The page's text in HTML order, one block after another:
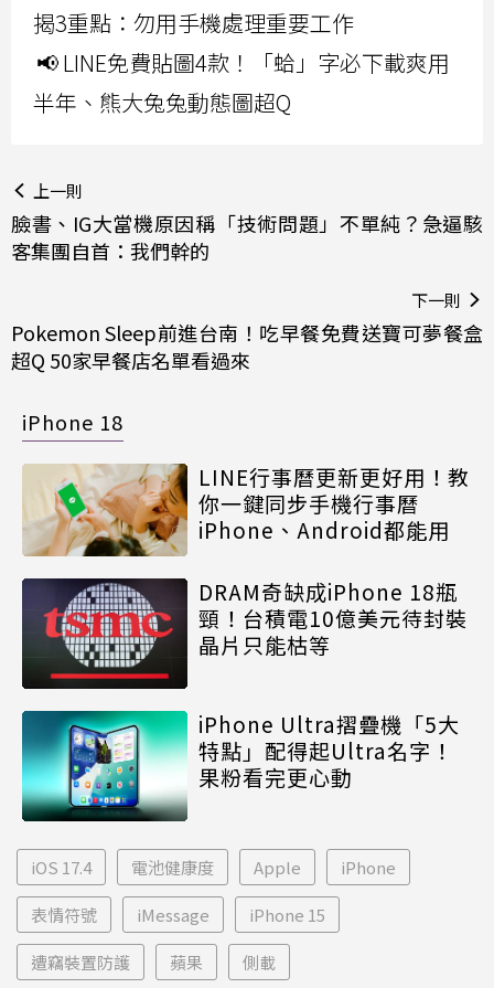
揭3重點：勿用手機處理重要工作
📢 LINE免費貼圖4款！「蛤」字必下載爽用
半年、熊大兔兔動態圖超Q
上一則
臉書、IG大當機原因稱「技術問題」不單純？急逼駭
客集團自首：我們幹的
下一則
Pokemon Sleep前進台南！吃早餐免費送寶可夢餐盒
超Q 50家早餐店名單看過來
iPhone 18
LINE行事曆更新更好用！教
你一鍵同步手機行事曆
iPhone、Android都能用
DRAM奇缺成iPhone 18瓶
頸！台積電10億美元待封裝
晶片只能枯等
iPhone Ultra摺疊機「5大
特點」配得起Ultra名字！
果粉看完更心動
iOS 17.4 電池健康度 Apple iPhone
表情符號 iMessage iPhone 15
遭竊裝置防護 蘋果 側載